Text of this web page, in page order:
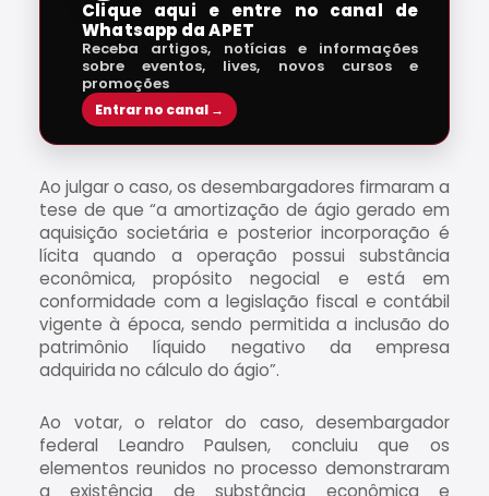
Clique aqui e entre no canal de
Whatsapp da APET
Receba artigos, notícias e informações
sobre eventos, lives, novos cursos e
promoções
Entrar no canal →
Ao julgar o caso, os desembargadores firmaram a
tese de que “a amortização de ágio gerado em
aquisição societária e posterior incorporação é
lícita quando a operação possui substância
econômica, propósito negocial e está em
conformidade com a legislação fiscal e contábil
vigente à época, sendo permitida a inclusão do
patrimônio líquido negativo da empresa
adquirida no cálculo do ágio”.
Ao votar, o relator do caso, desembargador
federal Leandro Paulsen, concluiu que os
elementos reunidos no processo demonstraram